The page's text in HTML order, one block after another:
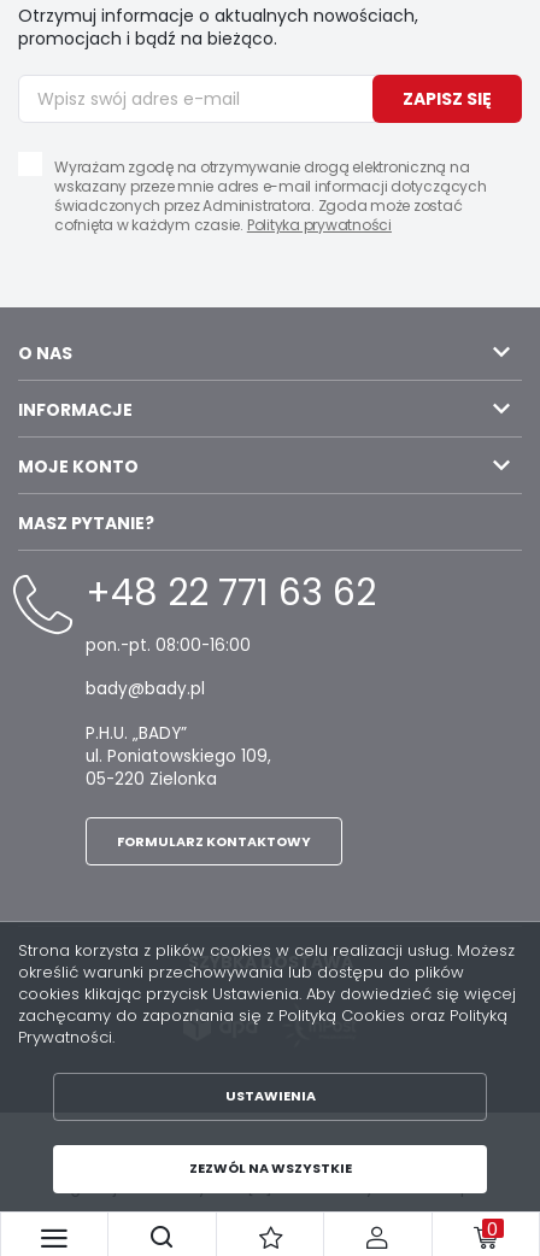
Otrzymuj informacje o aktualnych nowościach,
promocjach i bądź na bieżąco.
ZAPISZ SIĘ
Wyrażam zgodę na otrzymywanie drogą elektroniczną na
wskazany przeze mnie adres e-mail informacji dotyczących
świadczonych przez Administratora. Zgoda może zostać
cofnięta w każdym czasie. Polityka prywatności
O NAS
INFORMACJE
MOJE KONTO
MASZ PYTANIE?
+48 22 771 63 62
pon.-pt. 08:00-16:00
bady@bady.pl
P.H.U. „BADY”
ul. Poniatowskiego 109,
05-220 Zielonka
FORMULARZ KONTAKTOWY
SZYBKA DOSTAWA
Copyright by bady.pl
0
Strona korzysta z plików cookies w celu realizacji usług. Możesz
określić warunki przechowywania lub dostępu do plików
cookies klikając przycisk Ustawienia. Aby dowiedzieć się więcej
zachęcamy do zapoznania się z Polityką Cookies oraz Polityką
Prywatności.
USTAWIENIA
ZEZWÓL NA WSZYSTKIE
ZEZWÓL NA WSZYSTKIE